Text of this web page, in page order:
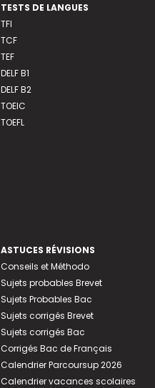
TESTS DE LANGUES
TFI
TCF
TEF
DELF B1
DELF B2
TOEIC
TOEFL
ASTUCES RÉVISIONS
Conseils et Méthodo
Sujets probables Brevet
Sujets Probables Bac
Sujets corrigés Brevet
Sujets corrigés Bac
Corrigés Bac de Français
Calendrier Parcoursup 2026
Calendrier vacances scolaires